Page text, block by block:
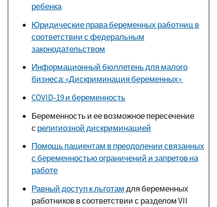
ребенка
Юридические права беременных работниц в
соответствии с федеральным
законодательством
Информационный бюллетень для малого
бизнеса: «Дискриминация беременных»
COVID-19 и беременность
Беременность и ее возможное пересечение
с религиозной дискриминацией
Помощь пациентам в преодолении связанных
с беременностью ограничений и запретов на
работе
Равный доступ к льготамдля беременных
работников в соответствии с разделом VII